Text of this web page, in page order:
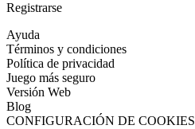
Registrarse
Ayuda
Términos y condiciones
Política de privacidad
Juego más seguro
Versión Web
Blog
CONFIGURACIÓN DE COOKIES